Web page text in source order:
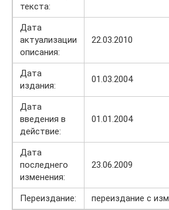
текста:
Дата
актуализации
описания:
22.03.2010
Дата
издания:
01.03.2004
Дата
введения в
действие:
01.01.2004
Дата
последнего
изменения:
23.06.2009
Переиздание: переиздание с